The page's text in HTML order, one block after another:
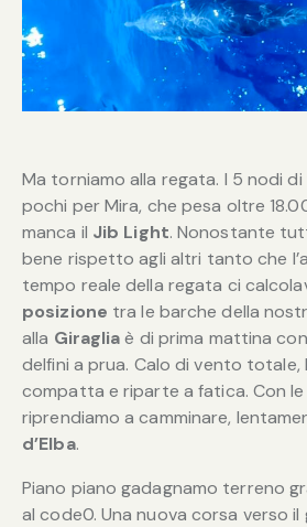
Ma torniamo alla regata. I 5 nodi
pochi per Mira, che pesa oltre
manca il Jib Light. Nonostante
bene rispetto agli altri tanto che
tempo reale della regata ci
posizione tra le barche della
alla Giragliaè di prima mattina
delfini a prua. Calo di vento totale,
compatta e riparte a fatica. Con
riprendiamo a camminare,
d’Elba.
Piano piano gadagnamo terreno
al code0. Una nuova corsa verso